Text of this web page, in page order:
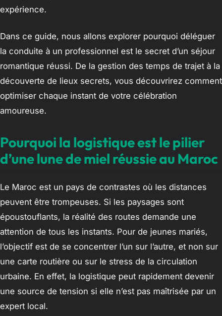
expérience.
Dans ce guide, nous allons explorer pourquoi déléguer
la conduite à un professionnel est le secret d’un séjour
romantique réussi. De la gestion des temps de trajet à la
découverte de lieux secrets, vous découvrirez comment
optimiser chaque instant de votre célébration
amoureuse.
Pourquoi la logistique est le pilier
d’une lune de miel réussie au Maroc
Le Maroc est un pays de contrastes où les distances
peuvent être trompeuses. Si les paysages sont
époustouflants, la réalité des routes demande une
attention de tous les instants. Pour de jeunes mariés,
l’objectif est de se concentrer l’un sur l’autre, et non sur
une carte routière ou sur le stress de la circulation
urbaine. En effet, la logistique peut rapidement devenir
une source de tension si elle n’est pas maîtrisée par un
expert local.